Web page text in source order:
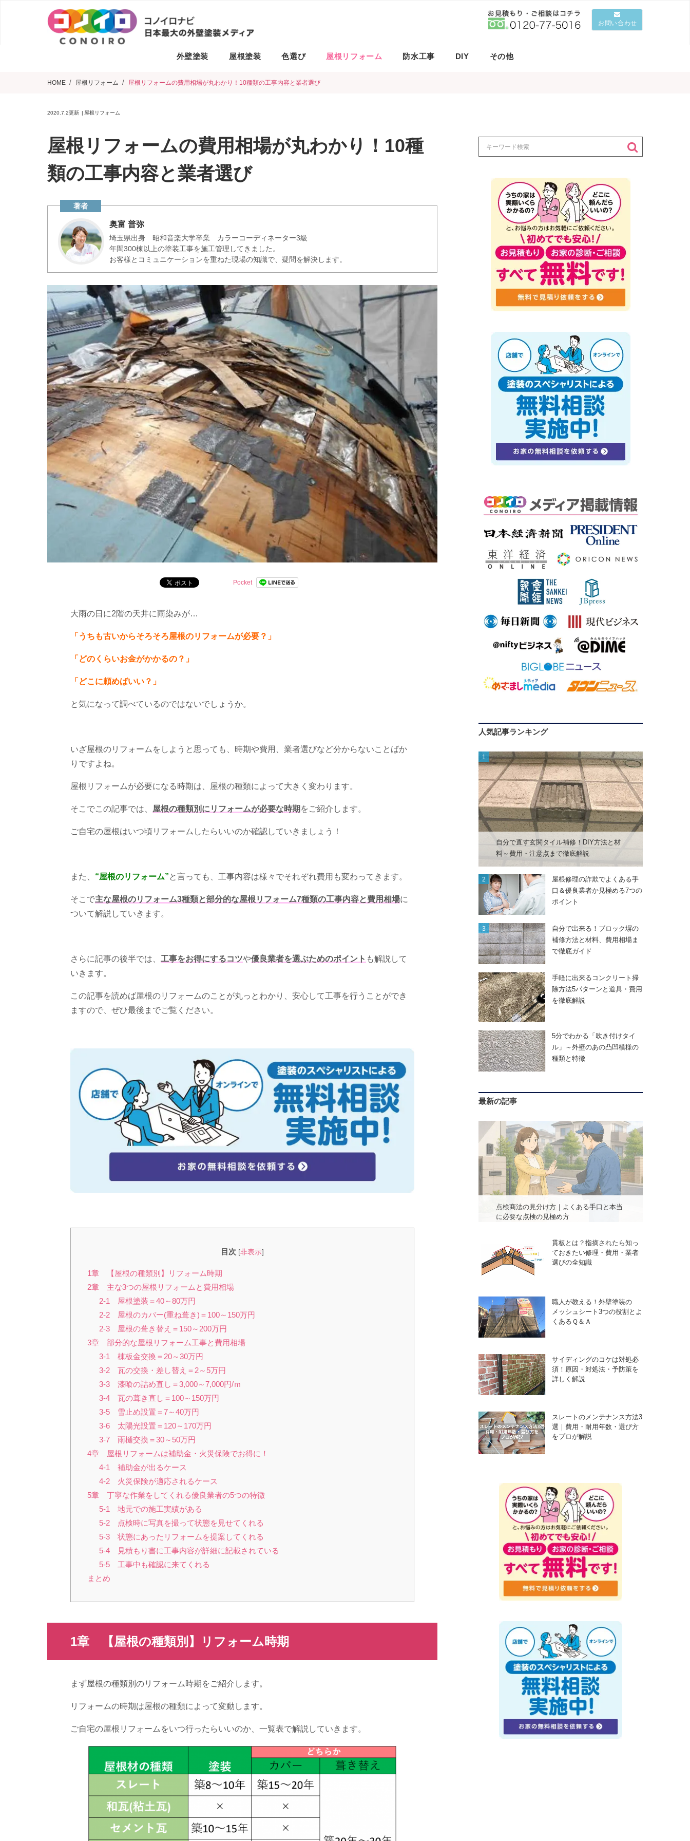
お問い合わせ
外壁塗装 屋根塗装 色選び 屋根リフォーム 防水工事 DIY その他
HOME 屋根リフォーム 屋根リフォームの費用相場が丸わかり！10種類の工事内容と業者選び
2020.7.2更新 屋根リフォーム
屋根リフォームの費用相場が丸わかり！10種
類の工事内容と業者選び
奥富 普弥
埼玉県出身 昭和音楽大学卒業 カラーコーディネーター3級
年間300棟以上の塗装工事を施工管理してきました。
お客様とコミュニケーションを重ねた現場の知識で、疑問を解決します。
Pocket
大雨の日に2階の天井に雨染みが…
「うちも古いからそろそろ屋根のリフォームが必要？」
「どのくらいお金がかかるの？」
「どこに頼めばいい？」
と気になって調べているのではないでしょうか。
いざ屋根のリフォームをしようと思っても、時期や費用、業者選びなど分からないことばか
りですよね。
屋根リフォームが必要になる時期は、屋根の種類によって大きく変わります。
そこでこの記事では、 屋根の種類別にリフォームが必要な時期 をご紹介します。
ご自宅の屋根はいつ頃リフォームしたらいいのか確認していきましょう！
また、 “屋根のリフォーム”と言っても、工事内容は様々でそれぞれ費用も変わってきます。
そこで主な屋根のリフォーム3種類と部分的な屋根リフォーム7種類の工事内容と費用相場に
ついて解説していきます。
さらに記事の後半では、 工事をお得にするコツや優良業者を選ぶためのポイント も解説して
いきます。
この記事を読めば屋根のリフォームのことが丸っとわかり、安心して工事を行うことができ
ますので、ぜひ最後までご覧ください。
目次 [非表示]
1章 【屋根の種類別】リフォーム時期
2章 主な3つの屋根リフォームと費用相場
2-1 屋根塗装＝40～80万円
2-2 屋根のカバー(重ね葺き)＝100～150万円
2-3 屋根の葺き替え＝150～200万円
3章 部分的な屋根リフォーム工事と費用相場
3-1 棟板金交換＝20～30万円
3-2 瓦の交換・差し替え＝2～5万円
3-3 漆喰の詰め直し＝3,000～7,000円/ｍ
3-4 瓦の葺き直し＝100～150万円
3-5 雪止め設置＝7～40万円
3-6 太陽光設置＝120～170万円
3-7 雨樋交換＝30～50万円
4章 屋根リフォームは補助金・火災保険でお得に！
4-1 補助金が出るケース
4-2 火災保険が適応されるケース
5章 丁寧な作業をしてくれる優良業者の5つの特徴
5-1 地元での施工実績がある
5-2 点検時に写真を撮って状態を見せてくれる
5-3 状態にあったリフォームを提案してくれる
5-4 見積もり書に工事内容が詳細に記載されている
5-5 工事中も確認に来てくれる
まとめ
1章 【屋根の種類別】リフォーム時期
まず屋根の種類別のリフォーム時期をご紹介します。
リフォームの時期は屋根の種類によって変動します。
ご自宅の屋根リフォームをいつ行ったらいいのか、一覧表で解説していきます。
人気記事ランキング
自分で直す玄関タイル補修！DIY方法と材
料～費用・注意点まで徹底解説
屋根修理の詐欺でよくある手
口＆優良業者か見極める7つの
ポイント
自分で出来る！ブロック塀の
補修方法と材料、費用相場ま
で徹底ガイド
手軽に出来るコンクリート掃
除方法5パターンと道具・費用
を徹底解説
5分でわかる「吹き付けタイ
ル」～外壁のあの凸凹模様の
種類と特徴
最新の記事
点検商法の見分け方｜よくある手口と本当
に必要な点検の見極め方
貫板とは？指摘されたら知っ
ておきたい修理・費用・業者
選びの全知識
職人が教える！外壁塗装の
メッシュシート3つの役割とよ
くあるＱ＆Ａ
サイディングのコケは対処必
須！原因・対処法・予防策を
詳しく解説
スレートのメンテナンス方法3
選｜費用・耐用年数・選び方
をプロが解説